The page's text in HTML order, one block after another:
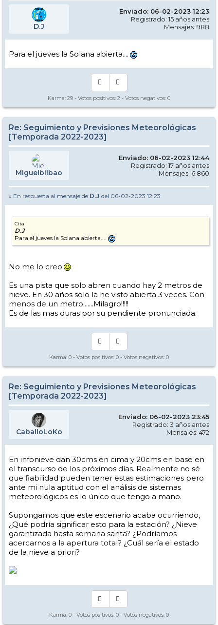
D.J
Enviado: 06-02-2023 12:23
Registrado: 15 años antes
Mensajes: 988
Para el jueves la Solana abierta....
Karma: 29 - Votos positivos: 2 - Votos negativos: 0
Re: Seguimiento y Previsiones Meteorológicas
[Temporada 2022-2023]
Miguelbilbao
Enviado: 06-02-2023 12:44
Registrado: 17 años antes
Mensajes: 6.860
» En respuesta al mensaje de D.J del 06-02-2023 12:23
Cita
D.J
Para el jueves la Solana abierta....
No me lo creo
Es una pista que solo abren cuando hay 2 metros de
nieve. En 30 años solo la he visto abierta 3 veces. Con
menos de un metro.......Milagro!!!!!
Es de las mas duras por su pendiente pronunciada.
Karma: 0 - Votos positivos: 0 - Votos negativos: 0
Re: Seguimiento y Previsiones Meteorológicas
[Temporada 2022-2023]
CaballoLoKo
Enviado: 06-02-2023 23:45
Registrado: 3 años antes
Mensajes: 472
En infonieve dan 30cms en cima y 20cms en base en
el transcurso de los próximos días. Realmente no sé
que fiabilidad pueden tener estas estimaciones pero
ante mi nula aptitud con el análisis de sistemas
meteorológicos es lo único que tengo a mano.
Supongamos que este escenario acaba ocurriendo,
¿Qué podría significar esto para la estación? ¿Nieve
garantizada hasta semana santa? ¿Podríamos
acercarnos a la apertura total? ¿Cuál sería el estado
de la nieve a priori?
Karma: 0 - Votos positivos: 0 - Votos negativos: 0